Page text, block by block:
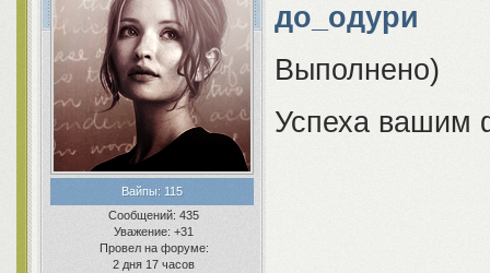
Вайпы: 115
Сообщений: 435
Уважение: +31
Провел на форуме:
2 дня 17 часов
до_одури
Выполнено)
Успеха